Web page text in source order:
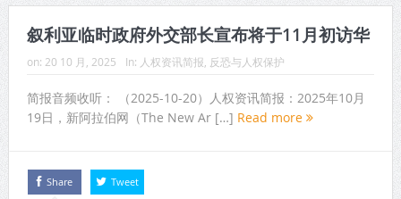
叙利亚临时政府外交部长宣布将于11月初访华
on: 20 10 月, 2025 In: 人权资讯简报 反恐与人权保护
简报音频收听： （2025-10-20）人权资讯简报：2025年10月
19日，新阿拉伯网（The New Ar […] Read more
Share Tweet